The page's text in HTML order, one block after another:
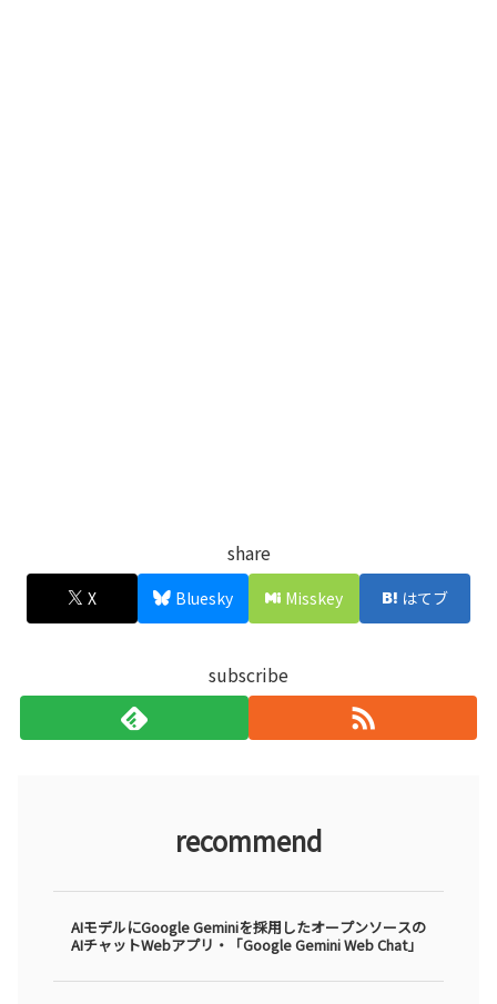
share
X Bluesky Misskey はてブ
subscribe
recommend
AIモデルにGoogle Geminiを採用したオープンソースの
AIチャットWebアプリ・「Google Gemini Web Chat」